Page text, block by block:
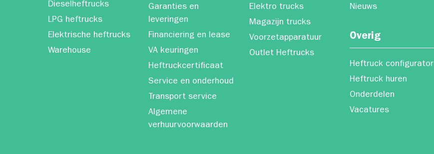
Dieselheftrucks
LPG heftrucks
Elektrische heftrucks
Warehouse
Garanties en
leveringen
Financiering en lease
VA keuringen
Heftruckcertificaat
Service en onderhoud
Transport service
Algemene
verhuurvoorwaarden
Elektro trucks
Magazijn trucks
Voorzetapparatuur
Outlet Heftrucks
Nieuws
Overig
Heftruck configurator
Heftruck huren
Onderdelen
Vacatures